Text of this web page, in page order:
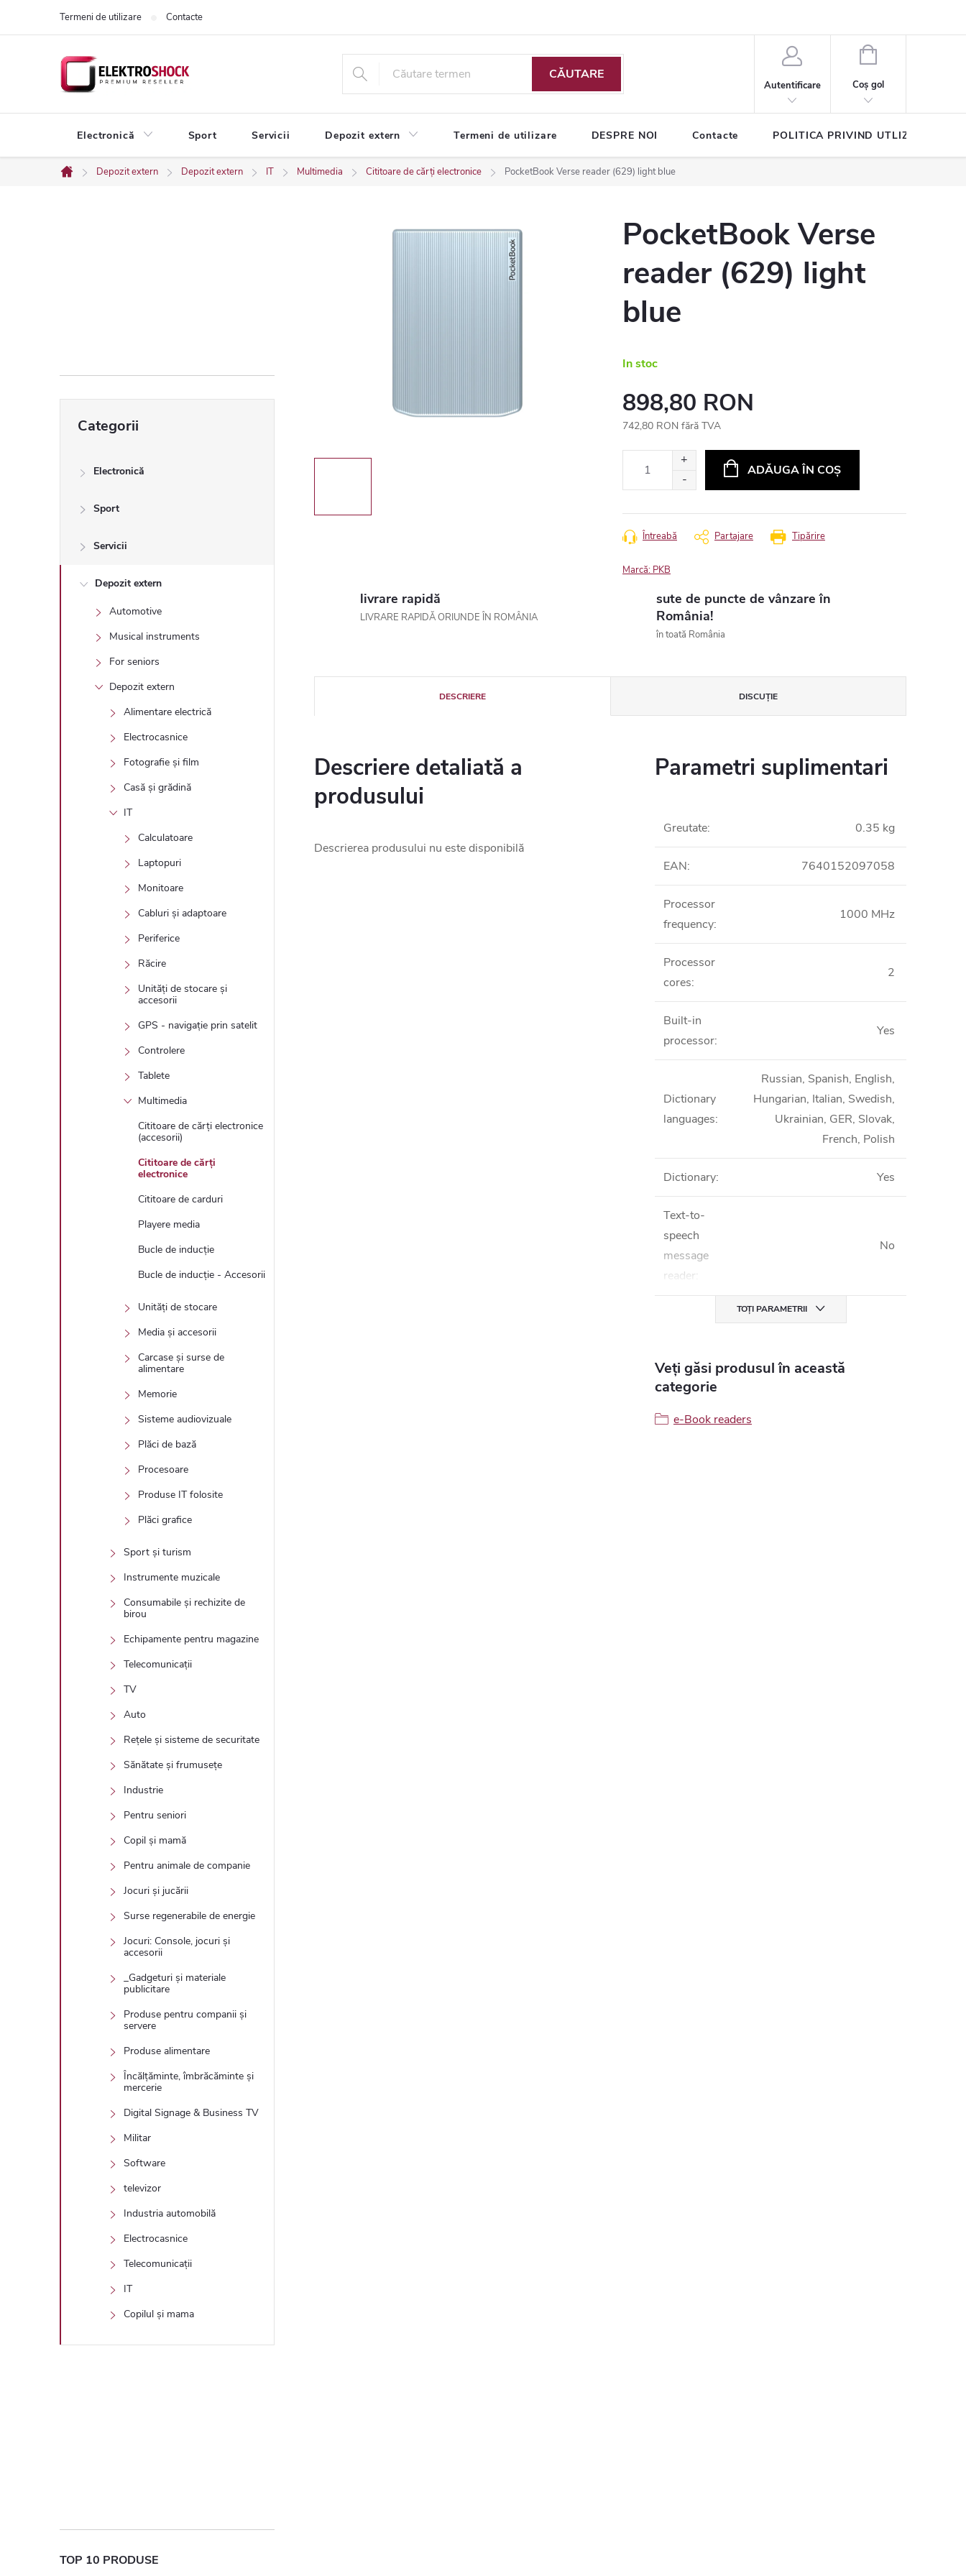
Termeni de utilizare Contacte
CĂUTARE
Autentificare
COŞ
CUMPĂRĂTURI
Coş gol
Electronică Sport Servicii Depozit extern Termeni de utilizare DESPRE NOI Contacte POLITICA PRIVIND UTLIZAREA
Acasă
Depozit extern Depozit extern IT Multimedia Cititoare de cărți electronice PocketBook Verse reader (629) light blue
l
a
a
pesteCategorii
Electronică
Sport
Servicii
Depozit extern
Automotive
Musical instruments
For seniors
Depozit extern
Alimentare electrică
Electrocasnice
Fotografie și film
Casă și grădină
IT
Calculatoare
Laptopuri
Monitoare
Cabluri și adaptoare
Periferice
Răcire
Unități de stocare și
accesorii
GPS - navigație prin satelit
Controlere
Tablete
Multimedia
Cititoare de cărți electronice
(accesorii)
Cititoare de cărți
electronice
Cititoare de carduri
Playere media
Bucle de inducție
Bucle de inducție - Accesorii
Unități de stocare
Media și accesorii
Carcase și surse de
alimentare
Memorie
Sisteme audiovizuale
Plăci de bază
Procesoare
Produse IT folosite
Plăci grafice
Sport și turism
Instrumente muzicale
Consumabile și rechizite de
birou
Echipamente pentru magazine
Telecomunicații
TV
Auto
Rețele și sisteme de securitate
Sănătate și frumusețe
Industrie
Pentru seniori
Copil și mamă
Pentru animale de companie
Jocuri și jucării
Surse regenerabile de energie
Jocuri: Console, jocuri și
accesorii
_Gadgeturi și materiale
publicitare
Produse pentru companii și
servere
Produse alimentare
Încălțăminte, îmbrăcăminte și
mercerie
Digital Signage & Business TV
Militar
Software
televizor
Industria automobilă
Electrocasnice
Telecomunicații
IT
Copilul și mama
TOP 10 PRODUSE
PocketBook Verse
reader (629) light
blue
In stoc
898,80 RON
742,80 RON fără TVA
ADĂUGA ÎN COŞ
Tipărire
Întreabă Partajare
Marcă: PKB
livrare rapidă
LIVRARE RAPIDĂ ORIUNDE ÎN ROMÂNIA
sute de puncte de vânzare în
România!
în toată România
DESCRIERE DISCUŢIE
Descriere detaliată a
produsului
Descrierea produsului nu este disponibilă
Parametri suplimentari
Greutate: 0.35 kg
EAN: 7640152097058
Processor
frequency:
1000 MHz
Processor
cores:
2
Built-in
processor:
Yes
Dictionary
languages:
Russian, Spanish, English,
Hungarian, Italian, Swedish,
Ukrainian, GER, Slovak,
French, Polish
Dictionary: Yes
Text-to-
speech
message
reader:
No
TOȚI PARAMETRII
Veți găsi produsul în această
categorie
e-Book readers